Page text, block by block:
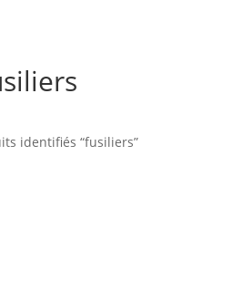
identifiés “fusiliers”